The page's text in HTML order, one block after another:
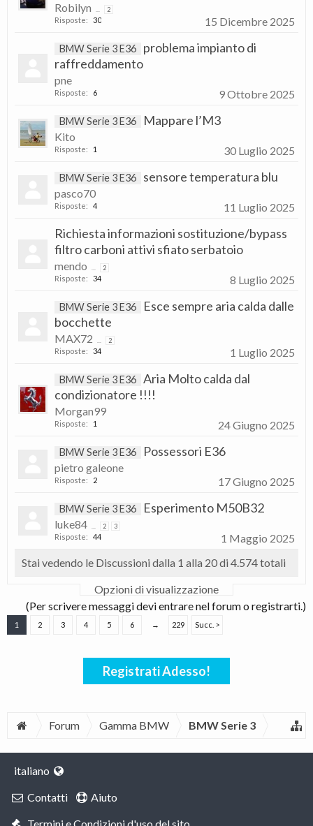
Robilyn 2
Risposte: 30 15 Dicembre 2025
BMW Serie 3 E36
problema impianto di
raffreddamento
pne
Risposte: 6 9 Ottobre 2025
BMW Serie 3 E36 Mappare l’M3
Kito
Risposte: 1 30 Luglio 2025
BMW Serie 3 E36 sensore temperatura blu
pasco70
Risposte: 4 11 Luglio 2025
Richiesta informazioni sostituzione/bypass
filtro carboni attivi sfiato serbatoio
mendo 2
Risposte: 34 8 Luglio 2025
BMW Serie 3 E36
Esce sempre aria calda dalle
bocchette
MAX72 2
Risposte: 34 1 Luglio 2025
BMW Serie 3 E36 Aria Molto calda dal
condizionatore !!!!
Morgan99
Risposte: 1 24 Giugno 2025
BMW Serie 3 E36 Possessori E36
pietro galeone
Risposte: 2 17 Giugno 2025
BMW Serie 3 E36 Esperimento M50B32
luke84 2 3
Risposte: 44
1 Maggio 2025
Stai vedendo le Discussioni dalla 1 alla 20 di 4.574 totali
Opzioni di visualizzazione
(Per scrivere messaggi devi entrare nel forum o registrarti.)
1 2 3 4 5 6 → 229 Succ. >
Registrati Adesso!
Forum Gamma BMW BMW Serie 3
italiano
Contatti
Aiuto